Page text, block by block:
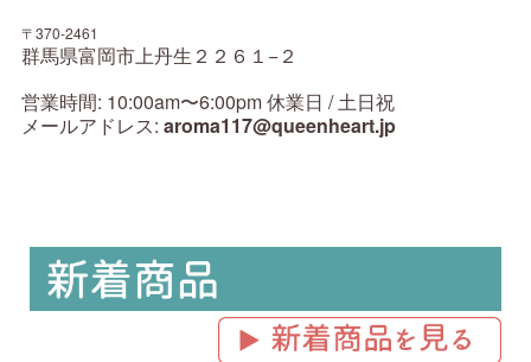
〒370-2461
群馬県富岡市上丹生２２６１−２
営業時間: 10:00am〜6:00pm 休業日 / 土日祝
メールアドレス: aroma117@queenheart.jp